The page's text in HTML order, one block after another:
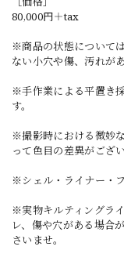
80,000円＋tax
※商品の状態について
ない小穴や傷、汚れが
※手作業による平置き
す。
※撮影時における微妙
って色目の差異がござい
※シェル・ライナー・
※実物キルティングラ
レ、傷や穴がある場合
さいませ。